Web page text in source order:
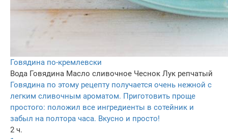
Говядина по-кремлевски
Вода Говядина Масло сливочное Чеснок Лук репчатый
Говядина по этому рецепту получается очень нежной с
легким сливочным ароматом. Приготовить проще
простого: положил все ингредиенты в сотейник и
забыл на полтора часа. Вкусно и просто!
2 ч.